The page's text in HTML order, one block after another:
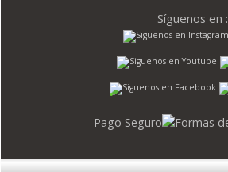
Síguenos en :
Pago Seguro